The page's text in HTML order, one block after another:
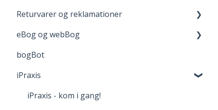
FGU - pædagogiske værktøjer
Help with Technical Issues
Når du handler
Levering
Adgang til digitale materialer
Returvarer og reklamationer
Returnering
Reklamation
Fortrydelsesret
eBog og webBog
Kom godt i gang med webBogen
bogBot
iPraxis
iPraxis - kom i gang!